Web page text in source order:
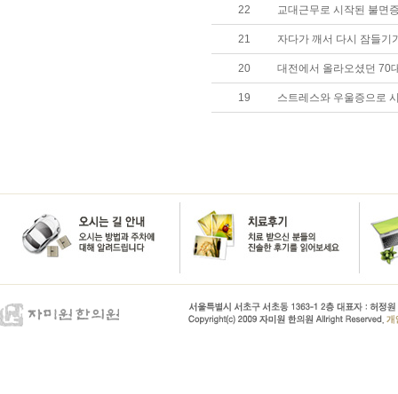
22 교대근무로 시작된 불면
21 자다가 깨서 다시 잠들기
20 대전에서 올라오셨던 70
19 스트레스와 우울증으로